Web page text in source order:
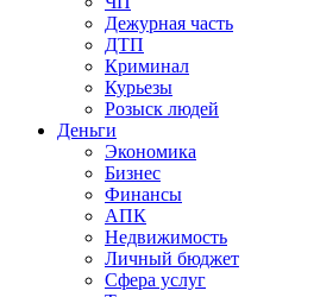
Дежурная часть
ДТП
Криминал
Курьезы
Розыск людей
Деньги
Экономика
Бизнес
Финансы
АПК
Недвижимость
Личный бюджет
Сфера услуг